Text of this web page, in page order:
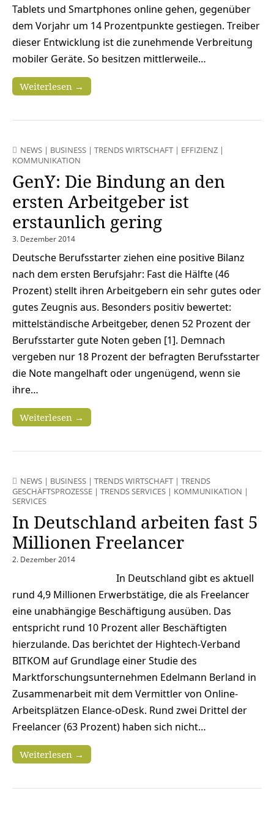
Tablets und Smartphones online gehen, gegenüber
dem Vorjahr um 14 Prozentpunkte gestiegen. Treiber
dieser Entwicklung ist die zunehmende Verbreitung
mobiler Geräte. So besitzen mittlerweile…
Weiterlesen →
NEWS | BUSINESS | TRENDS WIRTSCHAFT | EFFIZIENZ |
KOMMUNIKATION
GenY: Die Bindung an den
ersten Arbeitgeber ist
erstaunlich gering
3. Dezember 2014
Deutsche Berufsstarter ziehen eine positive Bilanz
nach dem ersten Berufsjahr: Fast die Hälfte (46
Prozent) stellt ihren Arbeitgebern ein sehr gutes oder
gutes Zeugnis aus. Besonders positiv bewertet:
mittelständische Arbeitgeber, denen 52 Prozent der
Berufsstarter gute Noten geben [1]. Demnach
vergeben nur 18 Prozent der befragten Berufsstarter
die Note mangelhaft oder ungenügend, wenn sie
ihre…
Weiterlesen →
NEWS | BUSINESS | TRENDS WIRTSCHAFT | TRENDS
GESCHÄFTSPROZESSE | TRENDS SERVICES | KOMMUNIKATION |
SERVICES
In Deutschland arbeiten fast 5
Millionen Freelancer
2. Dezember 2014
In Deutschland gibt es aktuell
rund 4,9 Millionen Erwerbstätige, die als Freelancer
eine unabhängige Beschäftigung ausüben. Das
entspricht rund 10 Prozent aller Beschäftigten
hierzulande. Das berichtet der Hightech-Verband
BITKOM auf Grundlage einer Studie des
Marktforschungsunternehmen Edelmann Berland in
Zusammenarbeit mit dem Vermittler von Online-
Arbeitsplätzen Elance-oDesk. Rund zwei Drittel der
Freelancer (63 Prozent) haben sich nicht…
Weiterlesen →